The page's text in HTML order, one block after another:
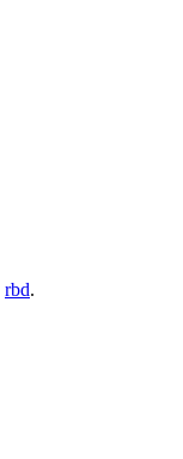
rbd.